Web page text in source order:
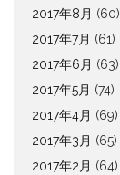
2017年8月 (60)
2017年7月 (61)
2017年6月 (63)
2017年5月 (74)
2017年4月 (69)
2017年3月 (65)
2017年2月 (64)